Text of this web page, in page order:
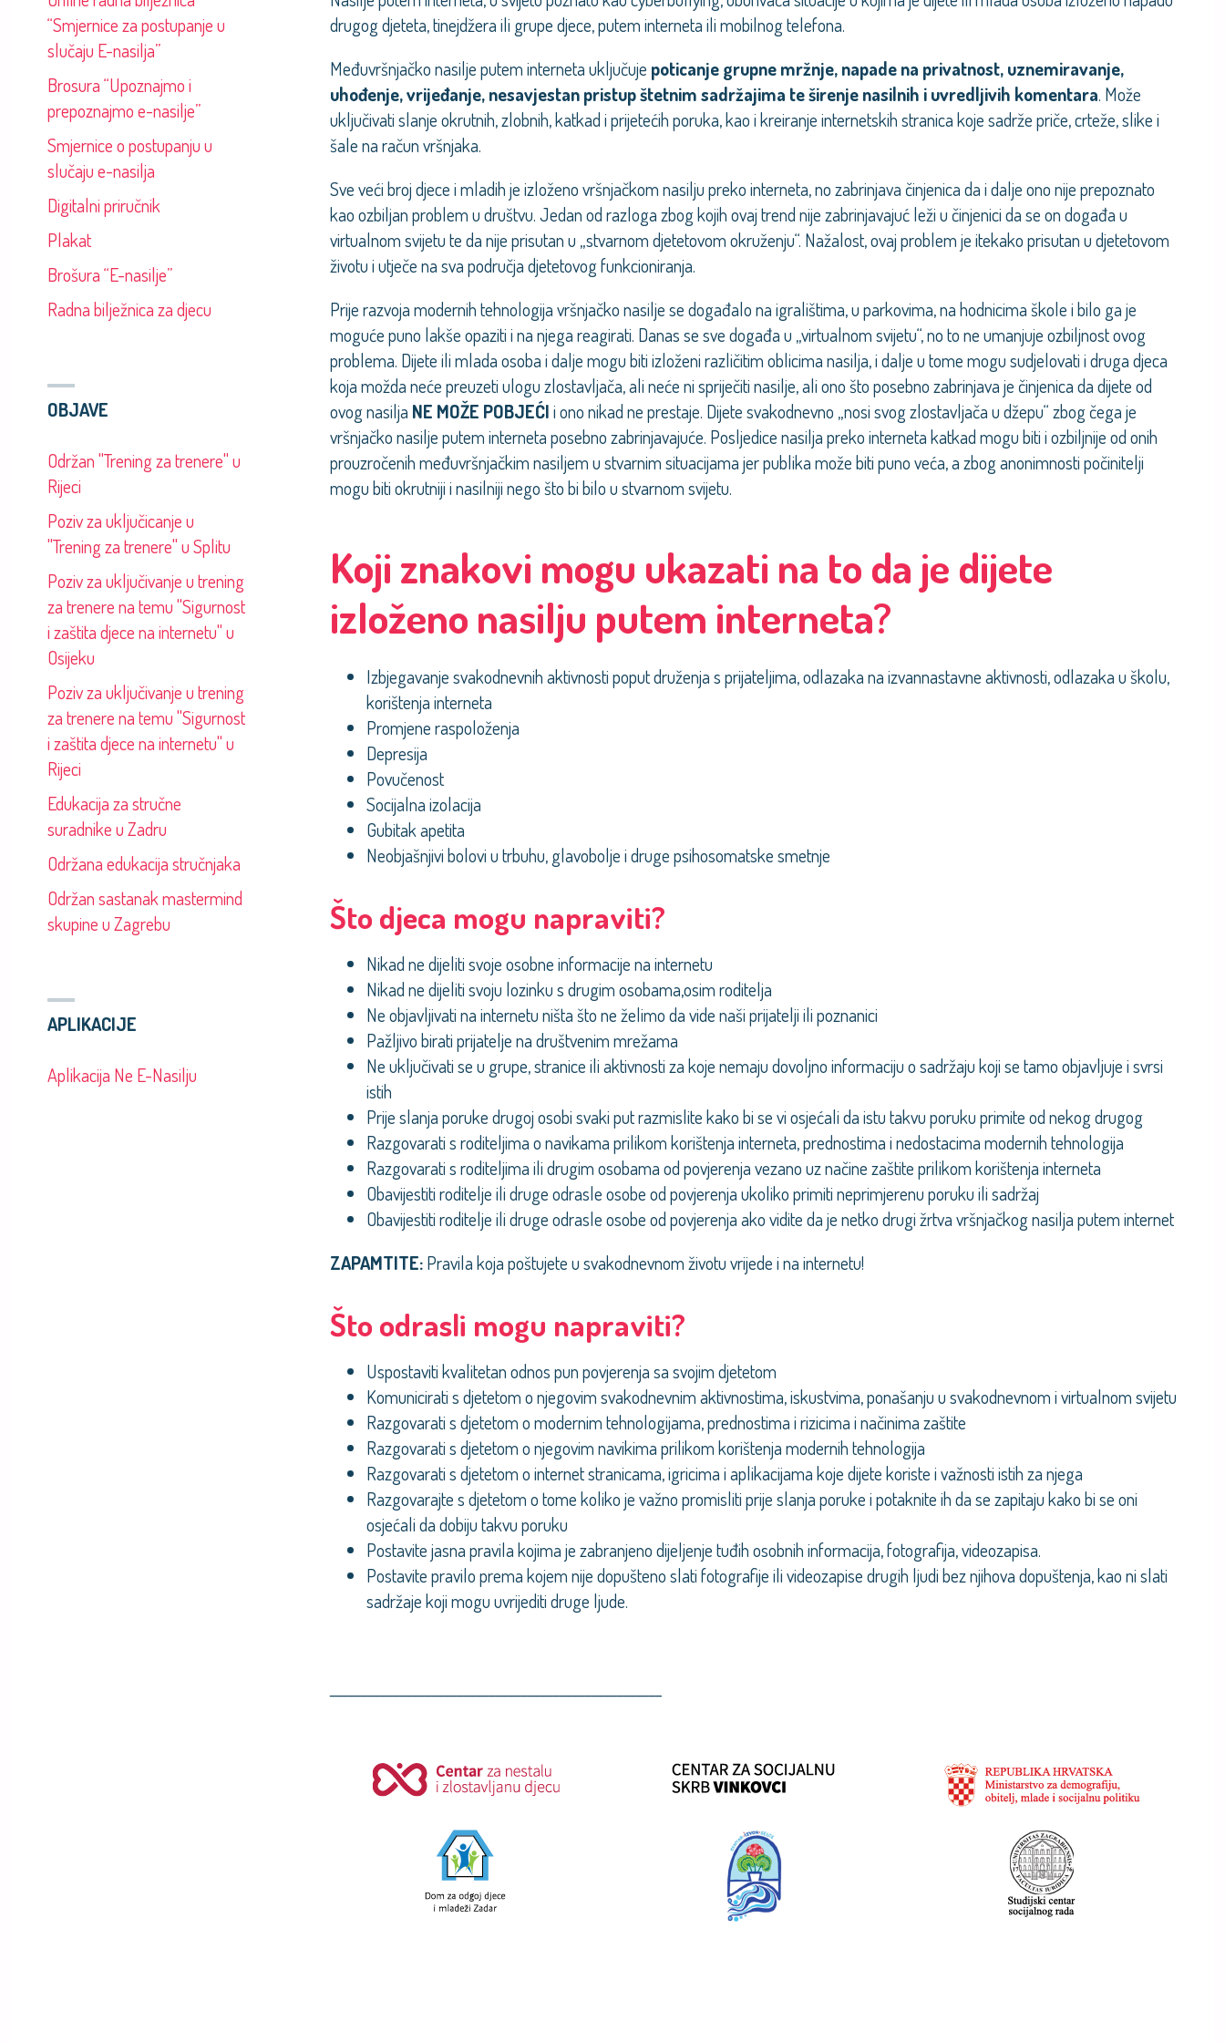
drugog djeteta, tinejdžera ili grupe djece, putem interneta ili mobilnog telefona.
Međuvršnjačko nasilje putem interneta uključuje poticanje grupne mržnje, napade na privatnost, uznemiravanje,
uhođenje, vrijeđanje, nesavjestan pristup štetnim sadržajima te širenje nasilnih i uvredljivih komentara. Može
uključivati slanje okrutnih, zlobnih, katkad i prijetećih poruka, kao i kreiranje internetskih stranica koje sadrže priče, crteže, slike i
šale na račun vršnjaka.
Sve veći broj djece i mladih je izloženo vršnjačkom nasilju preko interneta, no zabrinjava činjenica da i dalje ono nije prepoznato
kao ozbiljan problem u društvu. Jedan od razloga zbog kojih ovaj trend nije zabrinjavajuć leži u činjenici da se on događa u
virtualnom svijetu te da nije prisutan u „stvarnom djetetovom okruženju“. Nažalost, ovaj problem je itekako prisutan u djetetovom
životu i utječe na sva područja djetetovog funkcioniranja.
Prije razvoja modernih tehnologija vršnjačko nasilje se događalo na igralištima, u parkovima, na hodnicima škole i bilo ga je
moguće puno lakše opaziti i na njega reagirati. Danas se sve događa u „virtualnom svijetu“, no to ne umanjuje ozbiljnost ovog
problema. Dijete ili mlada osoba i dalje mogu biti izloženi različitim oblicima nasilja, i dalje u tome mogu sudjelovati i druga djeca
koja možda neće preuzeti ulogu zlostavljača, ali neće ni spriječiti nasilje, ali ono što posebno zabrinjava je činjenica da dijete od
ovog nasilja NE MOŽE POBJEĆIi ono nikad ne prestaje. Dijete svakodnevno „nosi svog zlostavljača u džepu“ zbog čega je
vršnjačko nasilje putem interneta posebno zabrinjavajuće. Posljedice nasilja preko interneta katkad mogu biti i ozbiljnije od onih
prouzročenih međuvršnjačkim nasiljem u stvarnim situacijama jer publika može biti puno veća, a zbog anonimnosti počinitelji
mogu biti okrutniji i nasilniji nego što bi bilo u stvarnom svijetu.
Koji znakovi mogu ukazati na to da je dijete
izloženo nasilju putem interneta?
Izbjegavanje svakodnevnih aktivnosti poput druženja s prijateljima, odlazaka na izvannastavne aktivnosti, odlazaka u školu,
korištenja interneta
Promjene raspoloženja
Depresija
Povučenost
Socijalna izolacija
Gubitak apetita
Neobjašnjivi bolovi u trbuhu, glavobolje i druge psihosomatske smetnje
Što djeca mogu napraviti?
Nikad ne dijeliti svoje osobne informacije na internetu
Nikad ne dijeliti svoju lozinku s drugim osobama,osim roditelja
Ne objavljivati na internetu ništa što ne želimo da vide naši prijatelji ili poznanici
Pažljivo birati prijatelje na društvenim mrežama
Ne uključivati se u grupe, stranice ili aktivnosti za koje nemaju dovoljno informaciju o sadržaju koji se tamo objavljuje i svrsi
istih
Prije slanja poruke drugoj osobi svaki put razmislite kako bi se vi osjećali da istu takvu poruku primite od nekog drugog
Razgovarati s roditeljima o navikama prilikom korištenja interneta, prednostima i nedostacima modernih tehnologija
Razgovarati s roditeljima ili drugim osobama od povjerenja vezano uz načine zaštite prilikom korištenja interneta
Obavijestiti roditelje ili druge odrasle osobe od povjerenja ukoliko primiti neprimjerenu poruku ili sadržaj
Obavijestiti roditelje ili druge odrasle osobe od povjerenja ako vidite da je netko drugi žrtva vršnjačkog nasilja putem internet
ZAPAMTITE:Pravila koja poštujete u svakodnevnom životu vrijede i na internetu!
Što odrasli mogu napraviti?
Uspostaviti kvalitetan odnos pun povjerenja sa svojim djetetom
Komunicirati s djetetom o njegovim svakodnevnim aktivnostima, iskustvima, ponašanju u svakodnevnom i virtualnom svijetu
Razgovarati s djetetom o modernim tehnologijama, prednostima i rizicima i načinima zaštite
Razgovarati s djetetom o njegovim navikima prilikom korištenja modernih tehnologija
Razgovarati s djetetom o internet stranicama, igricima i aplikacijama koje dijete koriste i važnosti istih za njega
Razgovarajte s djetetom o tome koliko je važno promisliti prije slanja poruke i potaknite ih da se zapitaju kako bi se oni
osjećali da dobiju takvu poruku
Postavite jasna pravila kojima je zabranjeno dijeljenje tuđih osobnih informacija, fotografija, videozapisa.
Postavite pravilo prema kojem nije dopušteno slati fotografije ili videozapise drugih ljudi bez njihova dopuštenja, kao ni slati
sadržaje koji mogu uvrijediti druge ljude.
“Smjernice za postupanje u
slučaju E-nasilja”
Brosura “Upoznajmo i
prepoznajmo e-nasilje”
Smjernice o postupanju u
slučaju e-nasilja
Digitalni priručnik
Plakat
Brošura “E-nasilje”
Radna bilježnica za djecu
OBJAVE
Održan "Trening za trenere" u
Rijeci
Poziv za uključicanje u
"Trening za trenere" u Splitu
Poziv za uključivanje u trening
za trenere na temu "Sigurnost
i zaštita djece na internetu" u
Osijeku
Poziv za uključivanje u trening
za trenere na temu "Sigurnost
i zaštita djece na internetu" u
Rijeci
Edukacija za stručne
suradnike u Zadru
Održana edukacija stručnjaka
Održan sastanak mastermind
skupine u Zagrebu
APLIKACIJE
Aplikacija Ne E-Nasilju